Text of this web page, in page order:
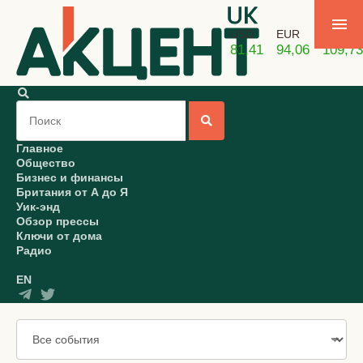
USD
81,41
EUR
94,06 109,73
Главное
Общество
Бизнес и финансы
Британия от А до Я
Уик-энд
Обзор прессы
Ключи от дома
Радио
EN